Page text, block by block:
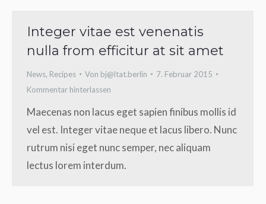
Integer vitae est venenatis
nulla from efficitur at sit amet
News, Recipes Von bj@ltat.berlin
7. Februar 2015
Kommentar hinterlassen
Maecenas non lacus eget sapien finibus mollis id
vel est. Integer vitae neque et lacus libero. Nunc
rutrum nisi eget nunc semper, nec aliquam
lectus lorem interdum.